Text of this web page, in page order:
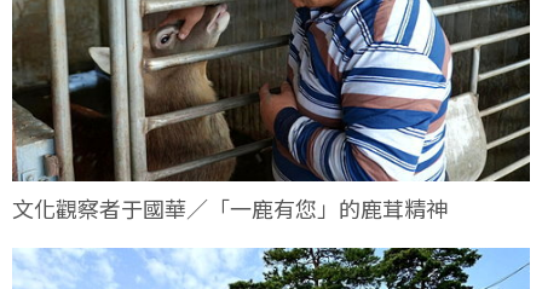
文化觀察者于國華／「一鹿有您」的鹿茸精神